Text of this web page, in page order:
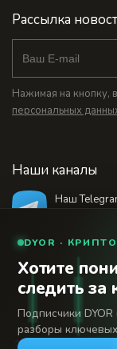
Рассылка
Нажимая на кнопку,
персональных
Наши каналы
Наш
18+
© 2026
Сегодня».
Сетевое издание
DYOR ·
Хотите
следить за
Подписчики
разборы